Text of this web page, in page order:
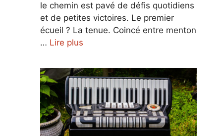
le chemin est pavé de défis quotidiens
et de petites victoires. Le premier
écueil ? La tenue. Coincé entre menton
… Lire plus